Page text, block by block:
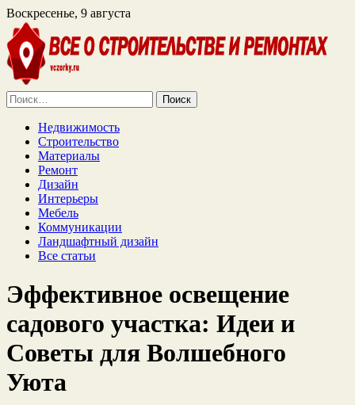
Воскресенье, 9 августа
Найти:
Недвижимость
Строительство
Материалы
Ремонт
Дизайн
Интерьеры
Мебель
Коммуникации
Ландшафтный дизайн
Все статьи
Эффективное освещение
садового участка: Идеи и
Советы для Волшебного
Уюта